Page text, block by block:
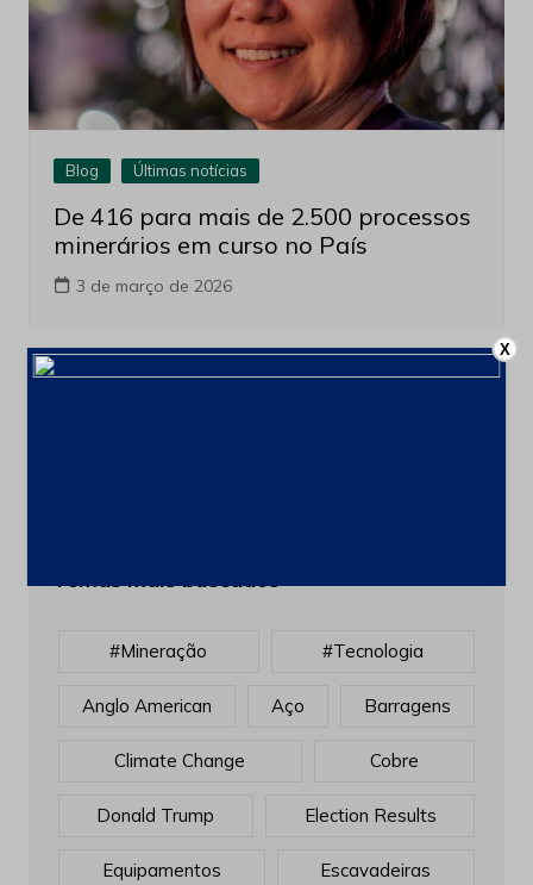
Blog Últimas notícias
De 416 para mais de 2.500 processos
minerários em curso no País
3 de março de 2026
Acesse para comentar.
Temas mais buscados
#mineração #tecnologia
Anglo American Aço Barragens
Climate Change Cobre
Donald Trump Election Results
Equipamentos Escavadeiras
X